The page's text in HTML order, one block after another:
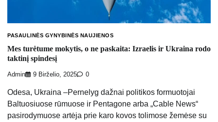
PASAULINĖS GYNYBINĖS NAUJIENOS
Mes turėtume mokytis, o ne paskaita: Izraelis ir Ukraina rodo
taktinį spindesį
Admin 9 Birželio, 2025 0
Odesa, Ukraina –Pernelyg dažnai politikos formuotojai
Baltuosiuose rūmuose ir Pentagone arba „Cable News“
pasirodymuose artėja prie karo kovos tolimose žemėse su